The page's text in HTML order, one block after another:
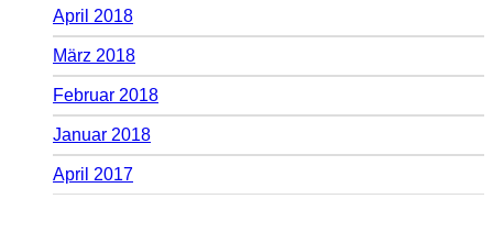
April 2018
März 2018
Februar 2018
Januar 2018
April 2017